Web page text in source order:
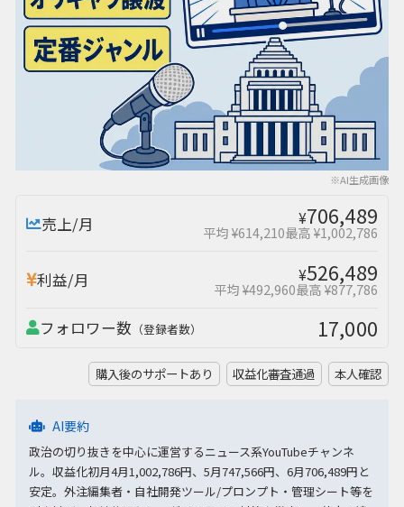
※AI生成画像
売上/月 ¥706,489
平均 ¥614,210最高 ¥1,002,786
利益/月 ¥526,489
平均 ¥492,960最高 ¥877,786
フォロワー数 （登録者数） 17,000
購入後のサポートあり 収益化審査通過 本人確認
AI要約
政治の切り抜きを中心に運営するニュース系YouTubeチャンネ
ル。収益化初月4月1,002,786円、5月747,566円、6月706,489円と
安定。外注編集者・自社開発ツール/プロンプト・管理シート等を